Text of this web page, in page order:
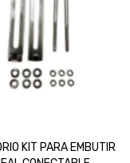
KIT PARA EMBUTIR